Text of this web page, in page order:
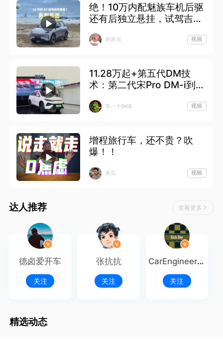
绝！10万内配魅族车机后驱
还有后独立悬挂，试驾吉利
周师兄 视频
11.28万起+第五代DM技
术：第二代宋Pro DM-i到店
等一个BKB 视频
增程旅行车，还不贵？吹
爆！！
黄瓜 视频
达人推荐 查看更多
德卤爱开车
关注
张抗抗
关注
CarEngineer何
先生
关注
精选动态